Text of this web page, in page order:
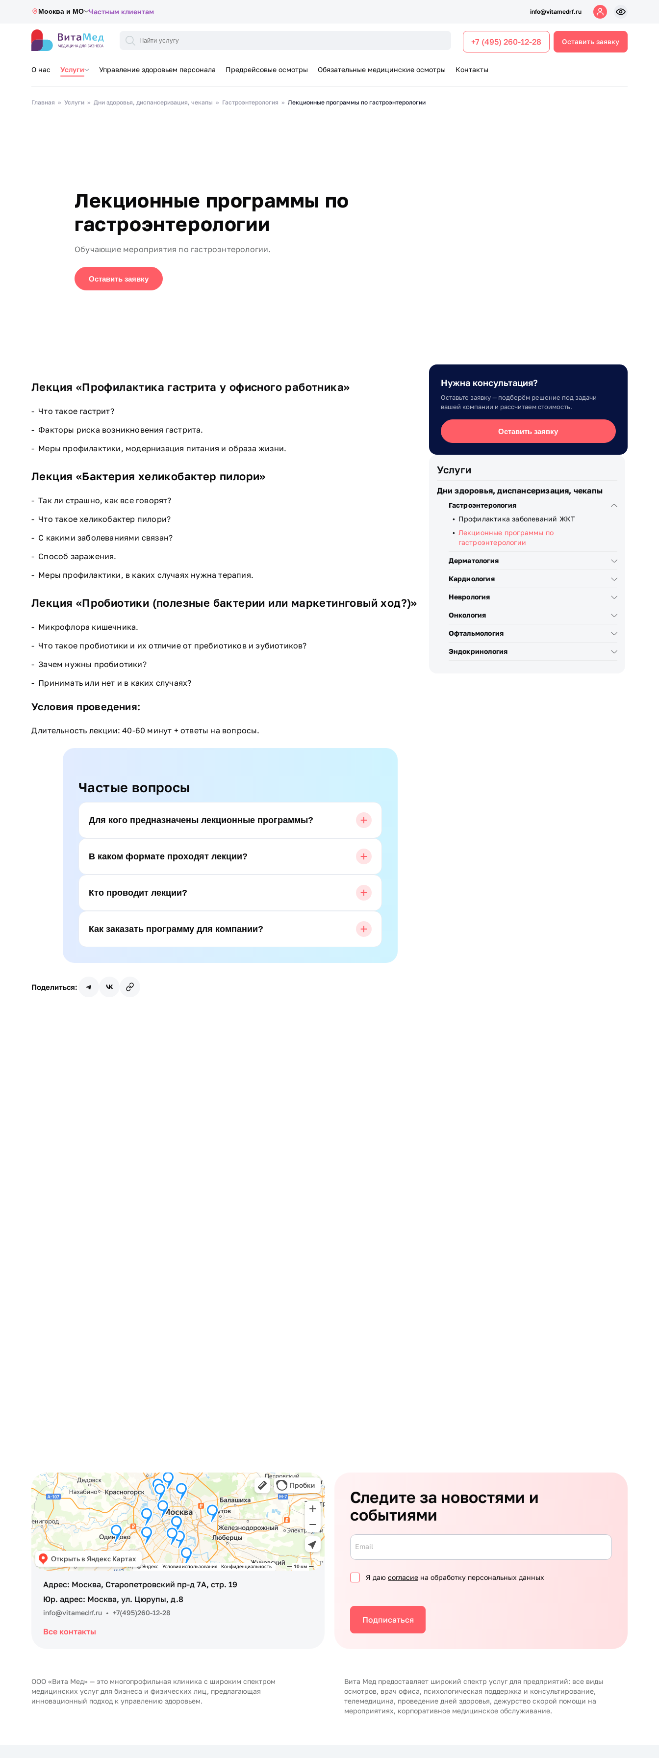
Москва и МО Частным клиентам info@vitamedrf.ru
+7 (495) 260-12-28 Оставить заявку
О нас Услуги Управление здоровьем персонала Предрейсовые осмотры Обязательные медицинские осмотры Контакты
Главная Услуги Дни здоровья, диспансеризация, чекапы Гастроэнтерология Лекционные программы по гастроэнтерологии
Лекционные программы по
гастроэнтерологии
Обучающие мероприятия по гастроэнтерологии.
Оставить заявку
Лекция «Профилактика гастрита у офисного работника»
Что такое гастрит?
Факторы риска возникновения гастрита.
Меры профилактики, модернизация питания и образа жизни.
Лекция «Бактерия хеликобактер пилори»
Так ли страшно, как все говорят?
Что такое хеликобактер пилори?
С какими заболеваниями связан?
Способ заражения.
Меры профилактики, в каких случаях нужна терапия.
Лекция «Пробиотики (полезные бактерии или маркетинговый ход?)»
Микрофлора кишечника.
Что такое пробиотики и их отличие от пребиотиков и эубиотиков?
Зачем нужны пробиотики?
Принимать или нет и в каких случаях?
Условия проведения:
Длительность лекции: 40-60 минут + ответы на вопросы.
Частые вопросы
Для кого предназначены лекционные программы?
В каком формате проходят лекции?
Кто проводит лекции?
Как заказать программу для компании?
Поделиться:
Нужна консультация?
Оставьте заявку — подберём решение под задачи
вашей компании и рассчитаем стоимость.
Оставить заявку
Услуги
Дни здоровья, диспансеризация, чекапы
Гастроэнтерология
Профилактика заболеваний ЖКТ
Лекционные программы по
гастроэнтерологии
Дерматология
Кардиология
Неврология
Онкология
Офтальмология
Эндокринология
Адрес: Москва, Старопетровский пр-д 7А, стр. 19
Юр. адрес: Москва, ул. Цюрупы, д.8
info@vitamedrf.ru • +7(495)260-12-28
Все контакты
Следите за новостями и
событиями
Email
Я даю согласие на обработку персональных данных
Подписаться
ООО «Вита Мед» — это многопрофильная клиника с широким спектром
медицинских услуг для бизнеса и физических лиц, предлагающая
инновационный подход к управлению здоровьем.
Вита Мед предоставляет широкий спектр услуг для предприятий: все виды
осмотров, врач офиса, психологическая поддержка и консультирование,
телемедицина, проведение дней здоровья, дежурство скорой помощи на
мероприятиях, корпоративное медицинское обслуживание.